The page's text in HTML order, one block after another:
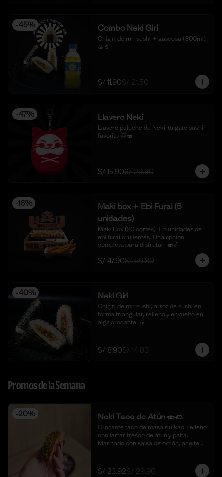
-45% Combo Neki Giri
Onigiri de mr. sushi + gaseosa (300ml)
🍙🥤
S/ 11.90S/ 21.50
-47% Llavero Neki
Llavero peluche de Neki, tu gato sushi
favorito 🐱🍣
S/ 15.90S/ 29.90
-16%
Maki box + Ebi Furai (5
unidades)
Maki Box (20 cortes) + 5 unidades de
ebi furai crujientes. Una opción
completa para disfrutar.  🍣🍤
S/ 47.90S/ 56.80
-40% Neki Giri
Onigiri de mr. sushi, arroz de sushi en
forma triangular, relleno y envuelto en
alga crocante. 🍙
S/ 8.90S/ 14.83
Promos de la Semana
-20% Neki Taco de Atún 🍣🌮
Crocante taco de masa siu kao, relleno
con tartar fresco de atún y palta.
Marinado con salsa de ostión, aceite de
S/ 23.92S/ 29.90